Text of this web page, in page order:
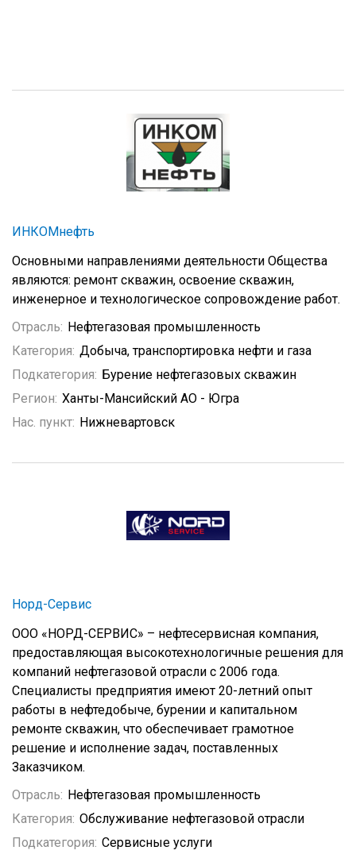
ИНКОМнефть
Основными направлениями деятельности Общества
являются: ремонт скважин, освоение скважин,
инженерное и технологическое сопровождение работ.
Отрасль: Нефтегазовая промышленность
Категория: Добыча, транспортировка нефти и газа
Подкатегория: Бурение нефтегазовых скважин
Регион: Ханты-Мансийский АО - Югра
Нас. пункт: Нижневартовск
Норд-Сервис
ООО «НОРД-СЕРВИС» – нефтесервисная компания,
предоставляющая высокотехнологичные решения для
компаний нефтегазовой отрасли с 2006 года.
Специалисты предприятия имеют 20-летний опыт
работы в нефтедобыче, бурении и капитальном
ремонте скважин, что обеспечивает грамотное
решение и исполнение задач, поставленных
Заказчиком.
Отрасль: Нефтегазовая промышленность
Категория: Обслуживание нефтегазовой отрасли
Подкатегория: Сервисные услуги